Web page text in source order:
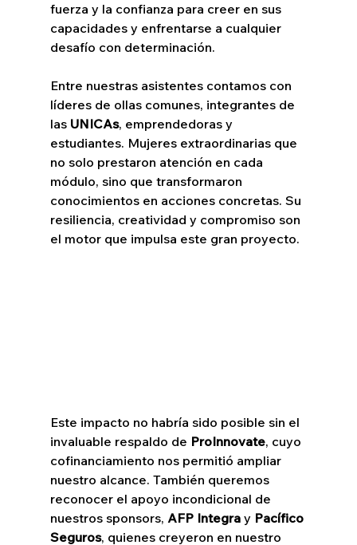
fuerza y la confianza para creer en sus
capacidades y enfrentarse a cualquier
desafío con determinación.
Entre nuestras asistentes contamos con
líderes de ollas comunes, integrantes de
las UNICAs, emprendedoras y
estudiantes. Mujeres extraordinarias que
no solo prestaron atención en cada
módulo, sino que transformaron
conocimientos en acciones concretas. Su
resiliencia, creatividad y compromiso son
el motor que impulsa este gran proyecto.
Este impacto no habría sido posible sin el
invaluable respaldo de ProInnovate, cuyo
cofinanciamiento nos permitió ampliar
nuestro alcance. También queremos
reconocer el apoyo incondicional de
nuestros sponsors, AFP Integra y Pacífico
Seguros, quienes creyeron en nuestro